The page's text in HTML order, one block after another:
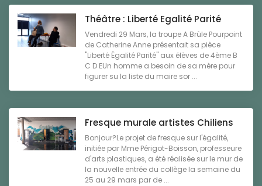
Théâtre : Liberté Egalité Parité
Vendredi 29 Mars, la troupe A Brûle Pourpoint
de Catherine Anne présentait sa pièce
"Liberté Égalité Parité" aux élèves de 4ème B
C D EUn homme a besoin de sa mère pour
figurer su la liste du maire sor ...
Fresque murale artistes Chiliens
Bonjour?Le projet de fresque sur l'égalité,
initiée par Mme Périgot-Boisson, professeure
d'arts plastiques, a été réalisée sur le mur de
la nouvelle entrée du collège la semaine du
25 au 29 mars par de ...